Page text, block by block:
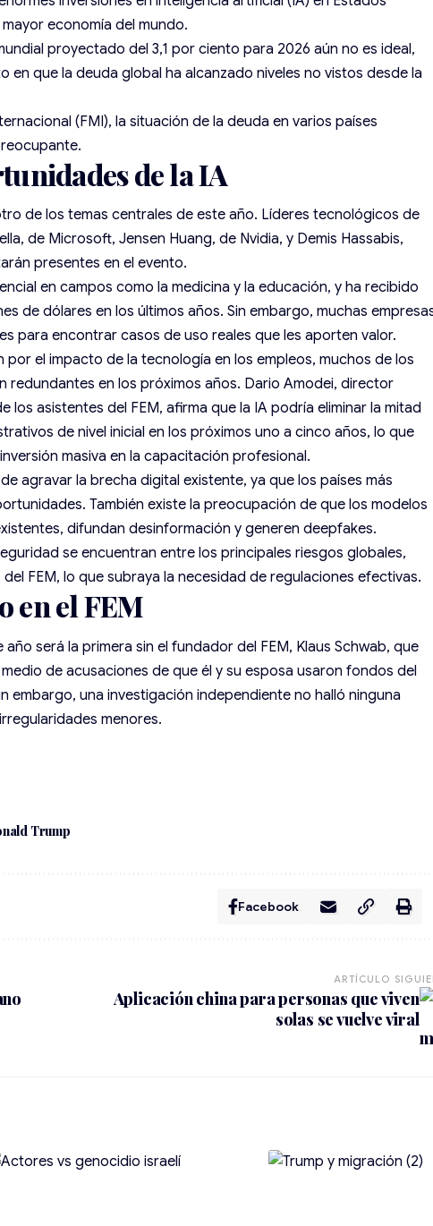
economía del mundo.
proyectado del 3,1 por ciento para 2026 aún no es ideal,
en que la deuda global ha alcanzado niveles no vistos desde la
(FMI), la situación de la deuda en varios países
de la IA
de los temas centrales de este año. Líderes tecnológicos de
de Microsoft, Jensen Huang, de Nvidia, y Demis Hassabis,
presentes en el evento.
en campos como la medicina y la educación, y ha recibido
de dólares en los últimos años. Sin embargo, muchas
para encontrar casos de uso reales que les aporten valor.
porel impacto de la tecnología en los empleos, muchos de los
redundantes en los próximos años. Dario Amodei, director
los asistentes del FEM, afirma que la IA podría eliminar la mitad
de nivel inicial en los próximos uno a cinco años, lo que
masiva en la capacitación profesional.
agravar la brecha digital existente, ya que los países más
También existe la preocupación de que los modelos
difundan desinformación y generen deepfakes.
se encuentran entre los principales riesgos globales,
FEM, lo que subraya la necesidad de regulaciones efectivas.
en el FEM
año será la primera sin el fundador del FEM, Klaus Schwab, que
de acusaciones de que él y su esposa usaron fondos del
embargo, una investigación independiente no halló ninguna
menores.
Trump
Facebook
ARTÍCULO
Aplicación china para personas que viven
solas se vuelve viral